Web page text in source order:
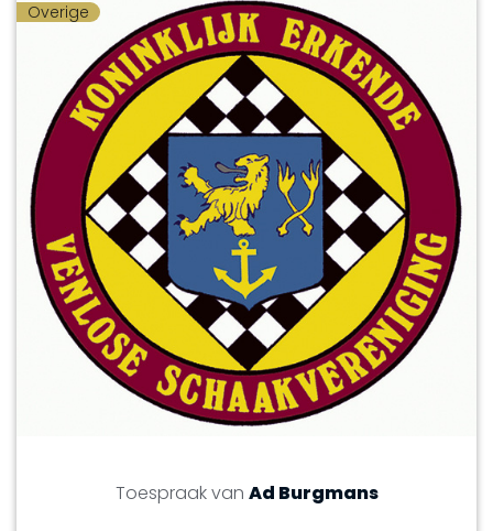
Overige
Toespraak van Ad Burgmans